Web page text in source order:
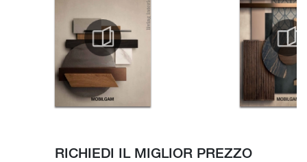
RICHIEDI IL MIGLIOR PREZZO